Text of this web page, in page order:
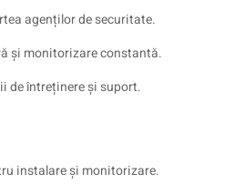
agenților de securitate.
și monitorizare constantă.
de întreținere și suport.
instalare și monitorizare.